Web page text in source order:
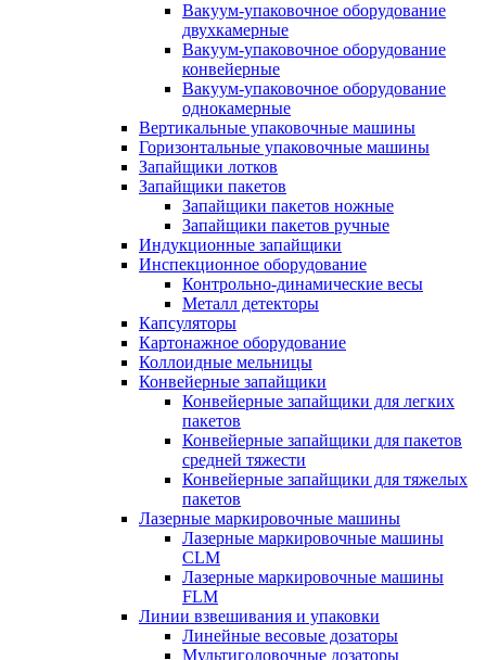
Вакуум-упаковочное оборудование
двухкамерные
Вакуум-упаковочное оборудование
конвейерные
Вакуум-упаковочное оборудование
однокамерные
Вертикальные упаковочные машины
Горизонтальные упаковочные машины
Запайщики лотков
Запайщики пакетов
Запайщики пакетов ножные
Запайщики пакетов ручные
Индукционные запайщики
Инспекционное оборудование
Контрольно-динамические весы
Металл детекторы
Капсуляторы
Картонажное оборудование
Коллоидные мельницы
Конвейерные запайщики
Конвейерные запайщики для легких
пакетов
Конвейерные запайщики для пакетов
средней тяжести
Конвейерные запайщики для тяжелых
пакетов
Лазерные маркировочные машины
Лазерные маркировочные машины
CLM
Лазерные маркировочные машины
FLM
Линии взвешивания и упаковки
Линейные весовые дозаторы
Мультиголовочные дозаторы